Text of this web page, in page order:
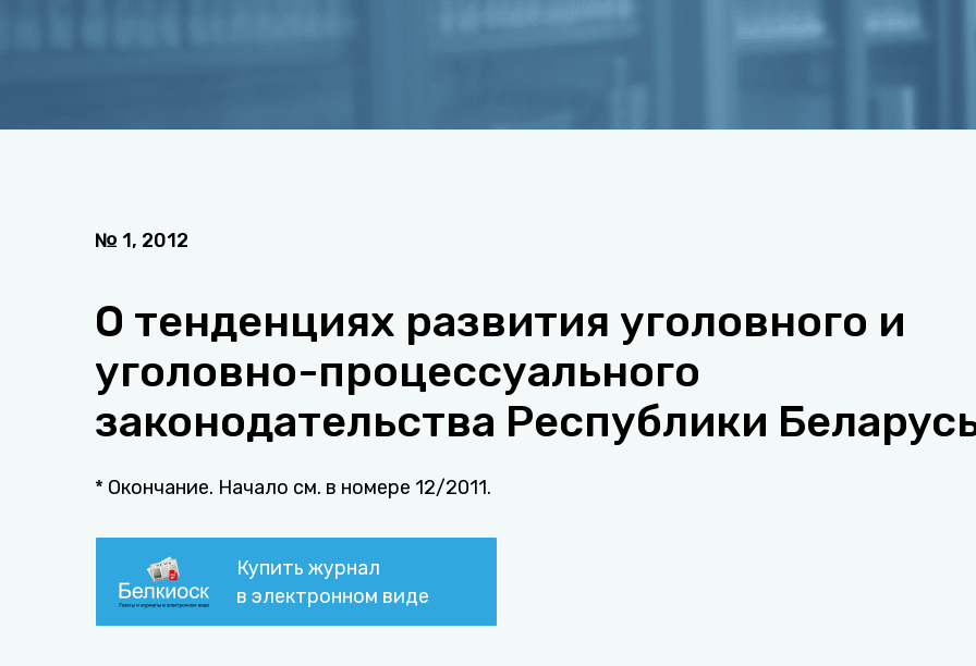
№ 1, 2012
О тенденциях развития уголовного и
уголовно-процессуального
законодательства Республики
* Окончание. Начало см. в номере 12/2011.
Купить журнал
в электронном виде